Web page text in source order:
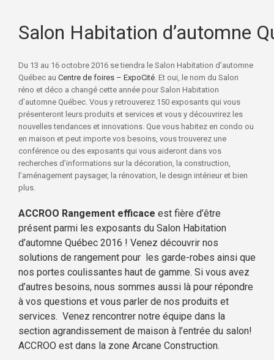
Salon Habitation d’automne
Du 13 au 16 octobre 2016 se tiendra le Salon Habitation d’automne
Québec au Centre de foires – ExpoCité. Et oui, le nom du Salon
réno et déco a changé cette année pour Salon Habitation
d’automne Québec. Vous y retrouverez 150 exposants qui vous
présenteront leurs produits et services et vous y découvrirez les
nouvelles tendances et innovations. Que vous habitez en condo ou
en maison et peut importe vos besoins, vous trouverez une
conférence ou des exposants qui vous aideront dans vos
recherches d’informations sur la décoration, la construction,
l’aménagement paysager, la rénovation, le design intérieur et bien
plus.
ACCROO Rangement efficace est fière d’être
présent parmi les exposants du Salon Habitation
d’automne Québec 2016 ! Venez découvrir nos
solutions de rangement pour les garde-robes ainsi que
nos portes coulissantes haut de gamme. Si vous avez
d’autres besoins, nous sommes aussi là pour répondre
à vos questions et vous parler de nos produits et
services. Venez rencontrer notre équipe dans la
section agrandissement de maison à l’entrée du salon!
ACCROO est dans la zone Arcane Construction.